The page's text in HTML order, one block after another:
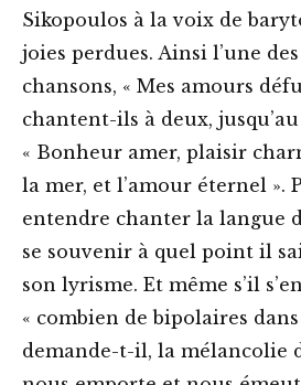
Sikopoulos à la voix de
joies perdues. Ainsi l’une
chansons, « Mes amours
chantent-ils à deux,
« Bonheur amer, plaisir
la mer, et l’amour éternel ».
entendre chanter la langue
se souvenir à quel point il
son lyrisme. Et même s’il
« combien de bipolaires dans
demande-t-il, la mélancolie